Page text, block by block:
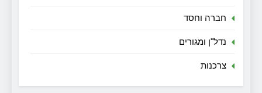
חברה וחסד
נדל"ן ומגורים
צרכנות